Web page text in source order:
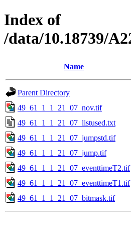
Index of
/data/10.18739/
Name
Parent Directory
49_61_1_1_21_07_nov.tif
49_61_1_1_21_07_listused.txt
49_61_1_1_21_07_jumpstd.tif
49_61_1_1_21_07_jump.tif
49_61_1_1_21_07_eventtimeT2.tif
49_61_1_1_21_07_eventtimeT1.tif
49_61_1_1_21_07_bitmask.tif